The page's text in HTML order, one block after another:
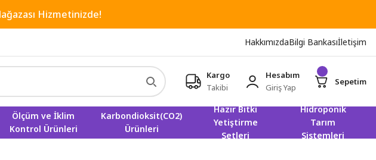
Hizmetinizde!
HakkımızdaBilgi Bankasıİletişim
Kargo
Takibi
Hesabım
Giriş Yap
Sepetim
Ölçüm ve İklim
Kontrol Ürünleri
Karbondioksit(CO2)
Ürünleri
Hazır Bitki
Yetiştirme
Setleri
Hidroponik
Tarım
Sistemleri